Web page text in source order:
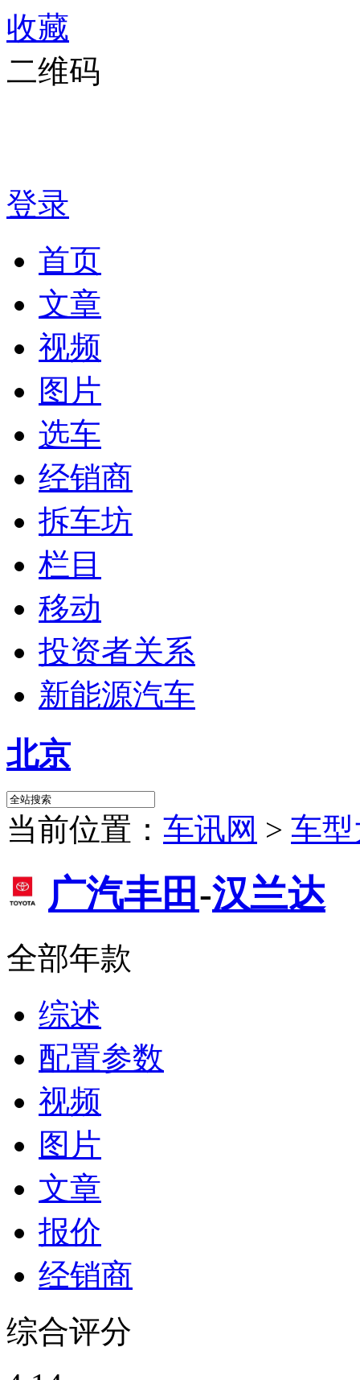
收藏
二维码
登录
首页
文章
视频
图片
选车
经销商
拆车坊
栏目
移动
投资者关系
新能源汽车
北京
当前位置： 车讯网 > 车
广汽丰田 -汉兰达
全部年款
综述
配置参数
视频
图片
文章
报价
经销商
综合评分